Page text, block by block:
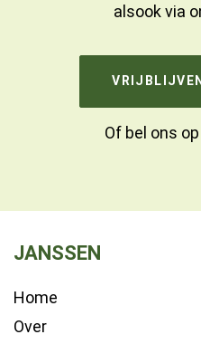
alsook via
Of bel ons op
JANSSEN
Home
Over